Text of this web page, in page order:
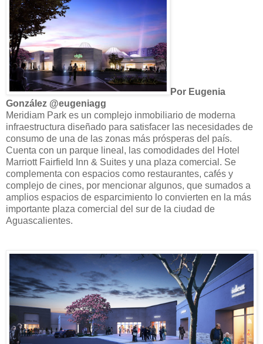
Por Eugenia
González @eugeniagg
Meridiam Park es un complejo inmobiliario de moderna
infraestructura diseñado para satisfacer las necesidades de
consumo de una de las zonas más prósperas del país.
Cuenta con un parque lineal, las comodidades del Hotel
Marriott Fairfield Inn & Suites y una plaza comercial. Se
complementa con espacios como restaurantes, cafés y
complejo de cines, por mencionar algunos, que sumados a
amplios espacios de esparcimiento lo convierten en la más
importante plaza comercial del sur de la ciudad de
Aguascalientes.